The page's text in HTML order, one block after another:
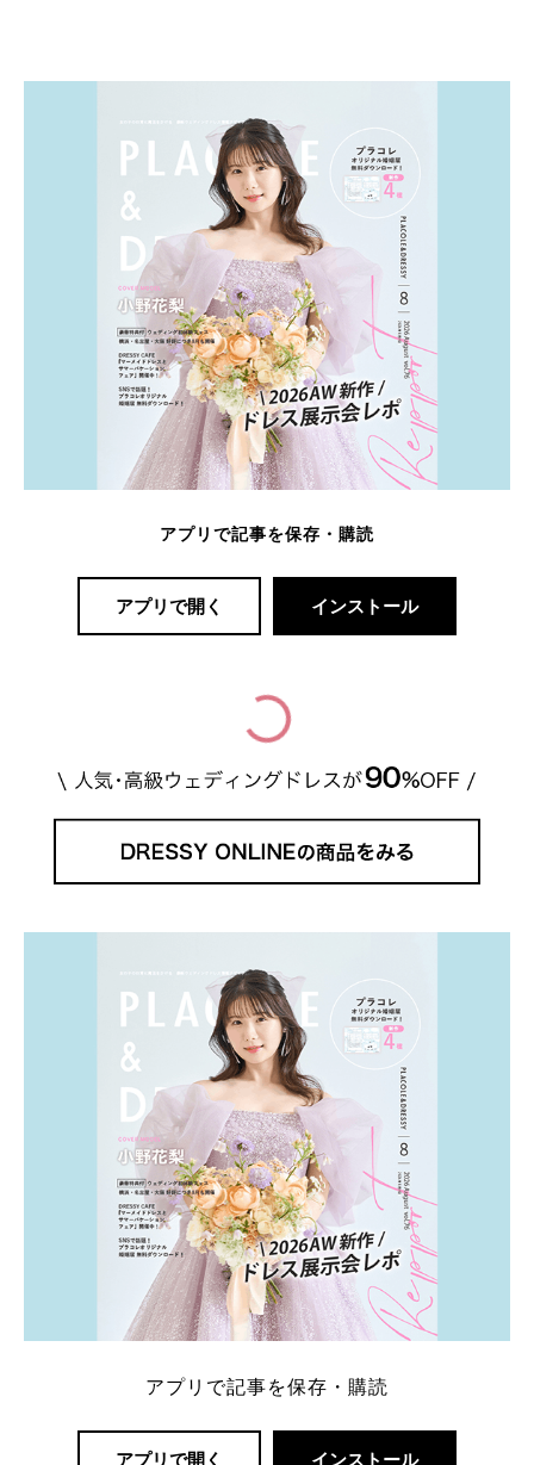
アプリで記事を保存・購読
アプリで開く インストール
アプリで記事を保存・購読
アプリで開く インストール